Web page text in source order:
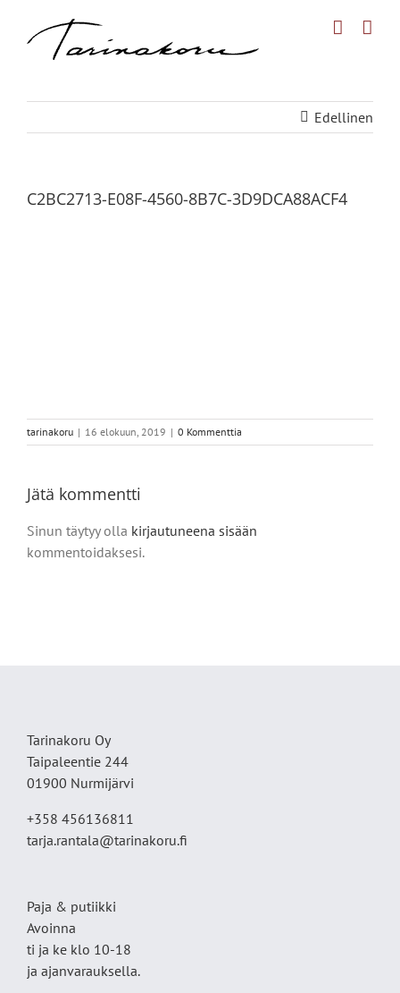
Edellinen
C2BC2713-E08F-4560-8B7C-3D9DCA88ACF4
tarinakoru | 16 elokuun, 2019 | 0 Kommenttia
Jätä kommentti
Sinun täytyy olla kirjautuneena sisään
kommentoidaksesi.
Tarinakoru Oy
Taipaleentie 244
01900 Nurmijärvi
+358 456136811
tarja.rantala@tarinakoru.fi
Paja & putiikki
Avoinna
ti ja ke klo 10-18
ja ajanvarauksella.